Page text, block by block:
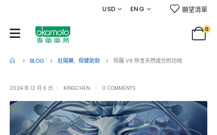
USD ENG 願望清單
0
BLOG 壯陽藥, 保健助勃 保羅 V8 所含天然成分的功效
2024 年 12 月 6 日 KINGCHEN 0 COMMENTS